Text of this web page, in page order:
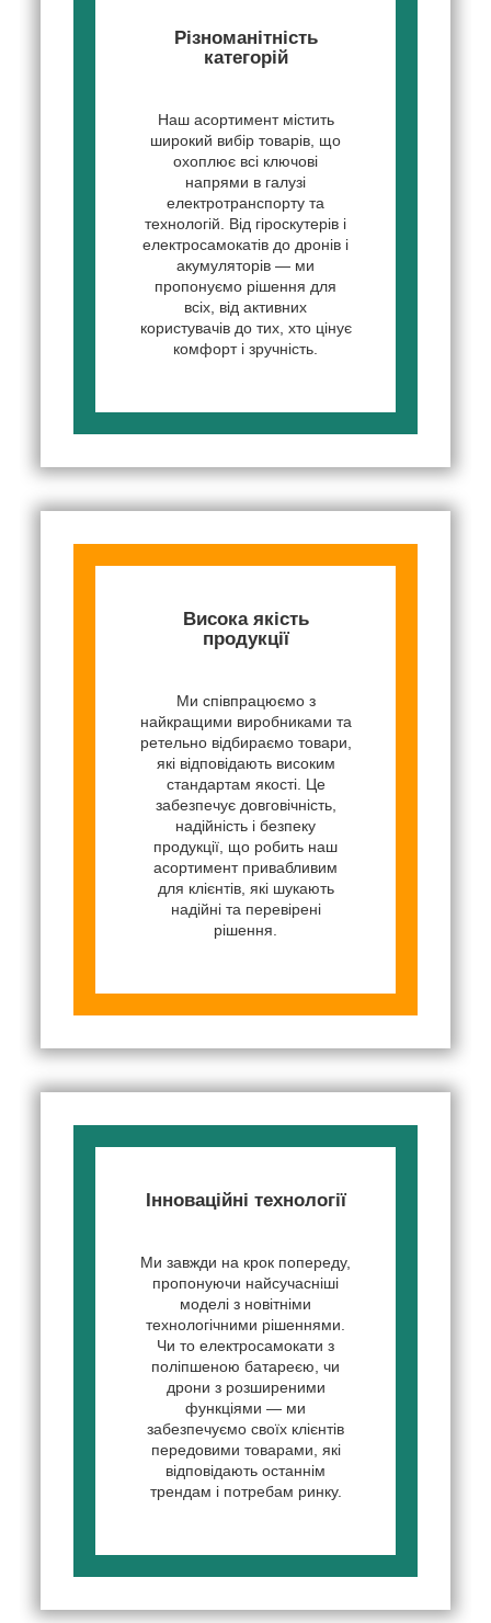
Різноманітність
категорій
Наш асортимент містить
широкий вибір товарів, що
охоплює всі ключові
напрями в галузі
електротранспорту та
технологій. Від гіроскутерів і
електросамокатів до дронів і
акумуляторів — ми
пропонуємо рішення для
всіх, від активних
користувачів до тих, хто цінує
комфорт і зручність.
Висока якість
продукції
Ми співпрацюємо з
найкращими виробниками та
ретельно відбираємо товари,
які відповідають високим
стандартам якості. Це
забезпечує довговічність,
надійність і безпеку
продукції, що робить наш
асортимент привабливим
для клієнтів, які шукають
надійні та перевірені
рішення.
Інноваційні технології
Ми завжди на крок попереду,
пропонуючи найсучасніші
моделі з новітніми
технологічними рішеннями.
Чи то електросамокати з
поліпшеною батареєю, чи
дрони з розширеними
функціями — ми
забезпечуємо своїх клієнтів
передовими товарами, які
відповідають останнім
трендам і потребам ринку.